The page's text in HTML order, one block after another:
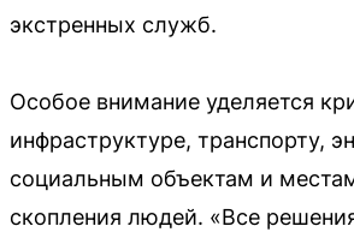
экстренных служб.
Особое внимание уделяется
инфраструктуре, транспорту,
социальным объектам и
скопления людей. «Все